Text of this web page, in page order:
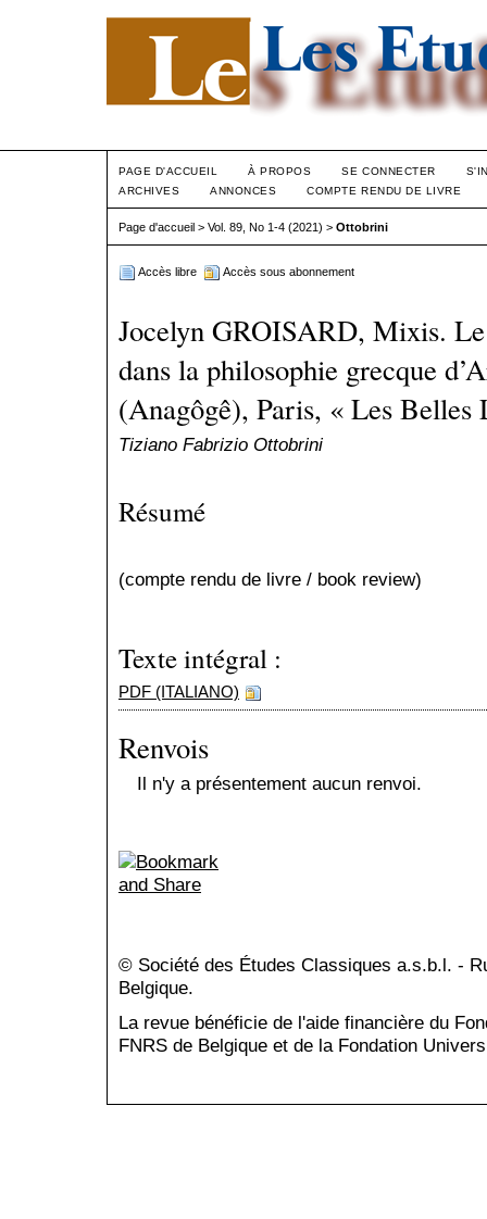
PAGE D'ACCUEIL À PROPOS SE CONNECTER
ARCHIVES
ANNONCES COMPTE RENDU DE LIVRE
Page d'accueil > Vol. 89, No 1-4 (2021) > Ottobrini
Accès libre Accès sous abonnement
Jocelyn GROISARD, Mixis.
dans la philosophie grecque
(Anagôgê), Paris, « Les Belles
Tiziano Fabrizio Ottobrini
Résumé
(compte rendu de livre / book review)
Texte intégral :
PDF (ITALIANO)
Renvois
Il n'y a présentement aucun renvoi.
© Société des Études Classiques a.s.b.l. -
Belgique.
La revue bénéficie de l'aide financière du
FNRS de Belgique et de la Fondation